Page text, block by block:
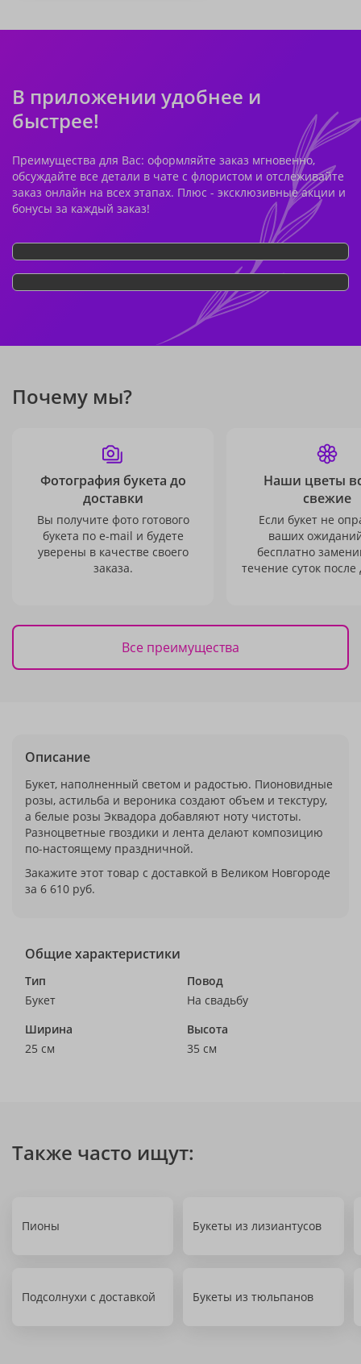
В приложении удобнее и
быстрее!
Преимущества для Вас: оформляйте заказ мгновенно,
обсуждайте все детали в чате с флористом и отслеживайте
заказ онлайн на всех этапах. Плюс - эксклюзивные акции и
бонусы за каждый заказ!
Почему мы?
Фотография букета до
доставки
Вы получите фото готового
букета по e-mail и будете
уверены в качестве своего
заказа.
Наши цветы
свежие
Если букет не
ваших
бесплатно
течение суток после
Все преимущества
Описание
Букет, наполненный светом и радостью. Пионовидные
розы, астильба и вероника создают объем и текстуру,
а белые розы Эквадора добавляют ноту чистоты.
Разноцветные гвоздики и лента делают композицию
по-настоящему праздничной.
Закажите этот товар с доставкой в Великом Новгороде
за 6 610 руб.
Общие характеристики
Тип
Букет
Повод
На свадьбу
Ширина
25 см
Высота
35 см
Также часто ищут:
Пионы Букеты из лизиантусов
Подсолнухи с доставкой Букеты из тюльпанов